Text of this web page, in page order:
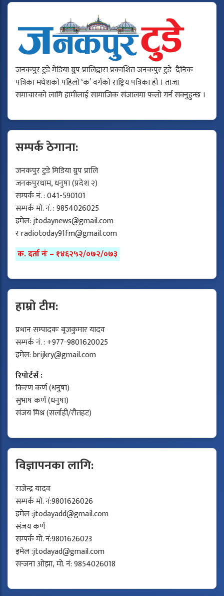
जनकपुर टुडे मेडिया ग्रुप प्रालिद्वारा प्रकाशित जनकपुर टुडे दैनिक
पत्रिका मधेशको पहिलो ‘क’ वर्गको राष्ट्रिय पत्रिका हो । ताजा
समाचारको लागि हामीलाई सामाजिक संजालमा फलो गर्न सक्नुहुन्छ ।
सम्पर्क ठेगाना:
जनकपुर टुडे मिडिया ग्रुप प्रालि
जनकपुरधाम, धनुषा (प्रदेश २)
सम्पर्क नं. : 041-590101
सम्पर्क मो. नं. : 9854026025
इमेल:jtodaynews@gmail.com
रradiotoday91fm@gmail.com
क. दर्ता नंः – १४६२५२/०७२/०७३
हाम्रो टीम:
प्रधान सम्पादकः बृजकुमार यादव
सम्पर्क नं. : +977-9801620025
इमेल:brijkry@gmail.com
रिपोर्टर्स :
किरण कर्ण (धनुषा)
सुभाष कर्ण (धनुषा)
संजय मिश्र (सर्लाही/रौतहट)
विज्ञापनका लागि:
राजेन्द्र यादव
सम्पर्क मो. नं:9801626026
इमेल :jtodayadd@gmail.com
संजय कर्ण
सम्पर्क मो. नं:9801626023
इमेल :jtodayad@gmail.com
सन्जना ओझा, मो. नं: 9854026018